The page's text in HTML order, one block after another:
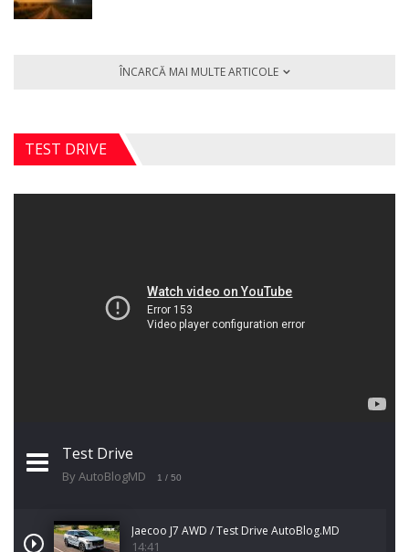
ÎNCARCĂ MAI MULTE ARTICOLE
TEST DRIVE
Test Drive
By AutoBlogMD 1 / 50
Jaecoo J7 AWD / Test Drive AutoBlog.MD
14:41